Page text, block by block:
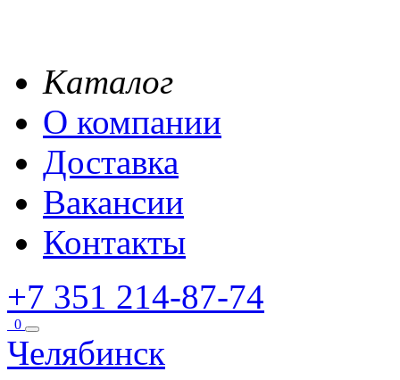
Каталог
О компании
Доставка
Вакансии
Контакты
+7 351 214-87-74
0
Челябинск